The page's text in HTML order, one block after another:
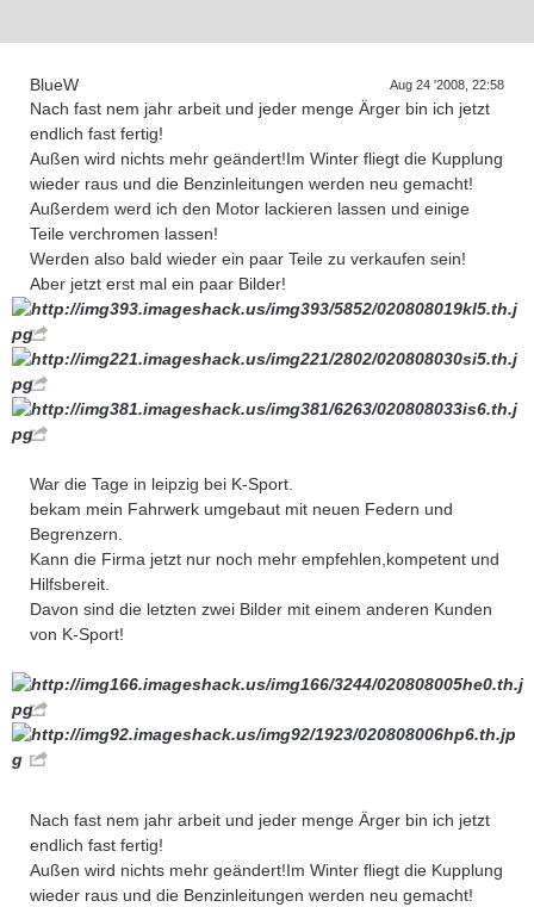
Supra generations
BlueW Aug 24 '2008, 22:58
Nach fast nem jahr arbeit und jeder menge Ärger bin ich jetzt
endlich fast fertig!
Außen wird nichts mehr geändert!Im Winter fliegt die Kupplung
wieder raus und die Benzinleitungen werden neu gemacht!
Außerdem werd ich den Motor lackieren lassen und einige
Teile verchromen lassen!
Werden also bald wieder ein paar Teile zu verkaufen sein!
Aber jetzt erst mal ein paar Bilder!
War die Tage in leipzig bei K-Sport.
bekam mein Fahrwerk umgebaut mit neuen Federn und
Begrenzern.
Kann die Firma jetzt nur noch mehr empfehlen,kompetent und
Hilfsbereit.
Davon sind die letzten zwei Bilder mit einem anderen Kunden
von K-Sport!
Nach fast nem jahr arbeit und jeder menge Ärger bin ich jetzt
endlich fast fertig!
Außen wird nichts mehr geändert!Im Winter fliegt die Kupplung
wieder raus und die Benzinleitungen werden neu gemacht!